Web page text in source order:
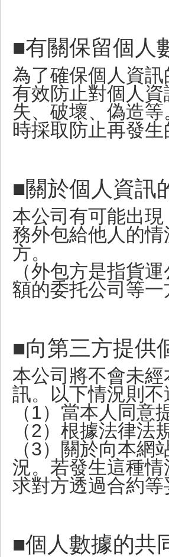
■有關保留個人
為了確保個人資
有效防止對個人
失、破壞、偽造
時採取防止再發
■關於個人資訊
本公司有可能出
務外包給他人的
方。
（外包方是指貨
額的委托公司等一
■向第三方提供
本公司將不會未
訊。以下情況則不
（1）當本人同意
（2）根據法律
（3）關於向本
況。若發生這種
求對方透過合約
■個人數據的共